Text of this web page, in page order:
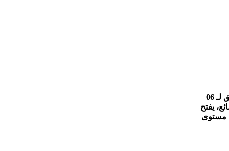
يفتح
مستوى